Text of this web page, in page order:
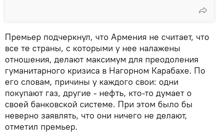
Премьер подчеркнул, что Армения не считает, что
все те страны, с которыми у нее налажены
отношения, делают максимум для преодоления
гуманитарного кризиса в Нагорном Карабахе. По
его словам, причины у каждого свои: одни
покупают газ, другие - нефть, кто-то думает о
своей банковской системе. При этом было бы
неверно заявлять, что они ничего не делают,
отметил премьер.